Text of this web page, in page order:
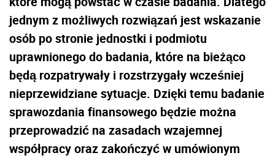
jednym z możliwych rozwiązań jest wskazanie
osób po stronie jednostki i podmiotu
uprawnionego do badania, które na bieżąco
będą rozpatrywały i rozstrzygały wcześniej
nieprzewidziane sytuacje. Dzięki temu badanie
sprawozdania finansowego będzie można
przeprowadzić na zasadach wzajemnej
współpracy oraz zakończyć w umówionym